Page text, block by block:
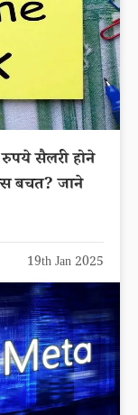
सैलरी होने
बचत? जाने
19th Jan 2025